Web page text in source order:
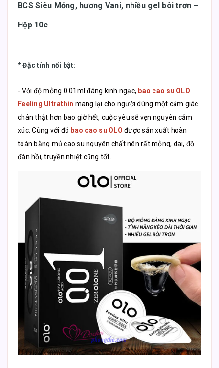
BCS Siêu Mỏng, hương Vani, nhiều gel bôi trơn –
Hộp 10c
*Đặc tính nổi bật:
- Với độ mỏng 0.01ml đáng kinh ngạc, bao cao su OLO
Feeling Ultrathin mang lại cho người dùng một cảm giác
chân thật hơn bao giờ hết, cuộc yêu sẽ vẹn nguyên cảm
xúc. Cùng với đó bao cao su OLO được sản xuất hoàn
toàn bằng mủ cao su nguyên chất nên rất mỏng, dai, độ
đàn hồi, truyền nhiệt cũng tốt.